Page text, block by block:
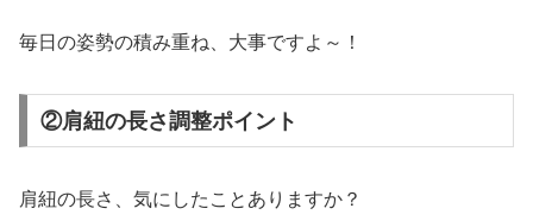
毎日の姿勢の積み重ね、大事ですよ～！
②肩紐の長さ調整ポイント
肩紐の長さ、気にしたことありますか？